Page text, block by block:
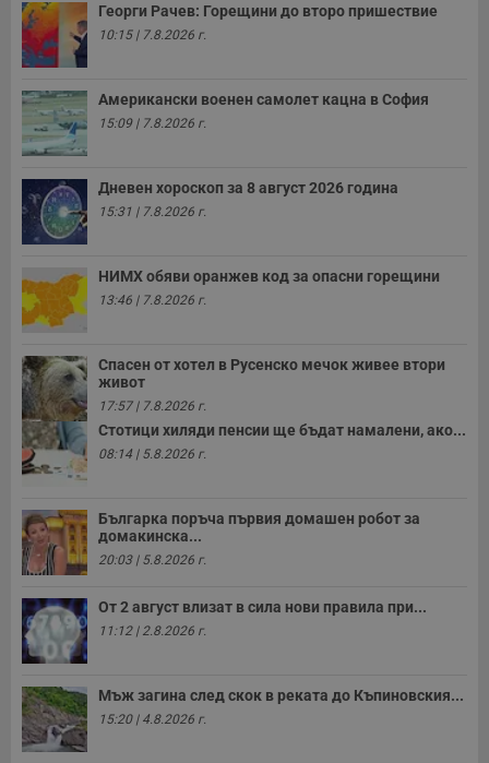
Георги Рачев: Горещини до второ пришествие
10:15 | 7.8.2026 г.
Американски военен самолет кацна в София
15:09 | 7.8.2026 г.
Дневен хороскоп за 8 август 2026 година
15:31 | 7.8.2026 г.
НИМХ обяви оранжев код за опасни горещини
13:46 | 7.8.2026 г.
Спасен от хотел в Русенско мечок живее втори
живот
17:57 | 7.8.2026 г.
Стотици хиляди пенсии ще бъдат намалени, ако...
08:14 | 5.8.2026 г.
Българка поръча първия домашен робот за
домакинска...
20:03 | 5.8.2026 г.
От 2 август влизат в сила нови правила при...
11:12 | 2.8.2026 г.
Мъж загина след скок в реката до Къпиновския...
15:20 | 4.8.2026 г.